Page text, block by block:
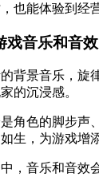
也能体验到经
戏音乐和音效
背景音乐，旋
的沉浸感。
角色的脚步声
生，为游戏增
，音乐和音效